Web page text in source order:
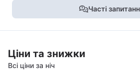
Часті
Ціни та знижки
Всі ціни за ніч